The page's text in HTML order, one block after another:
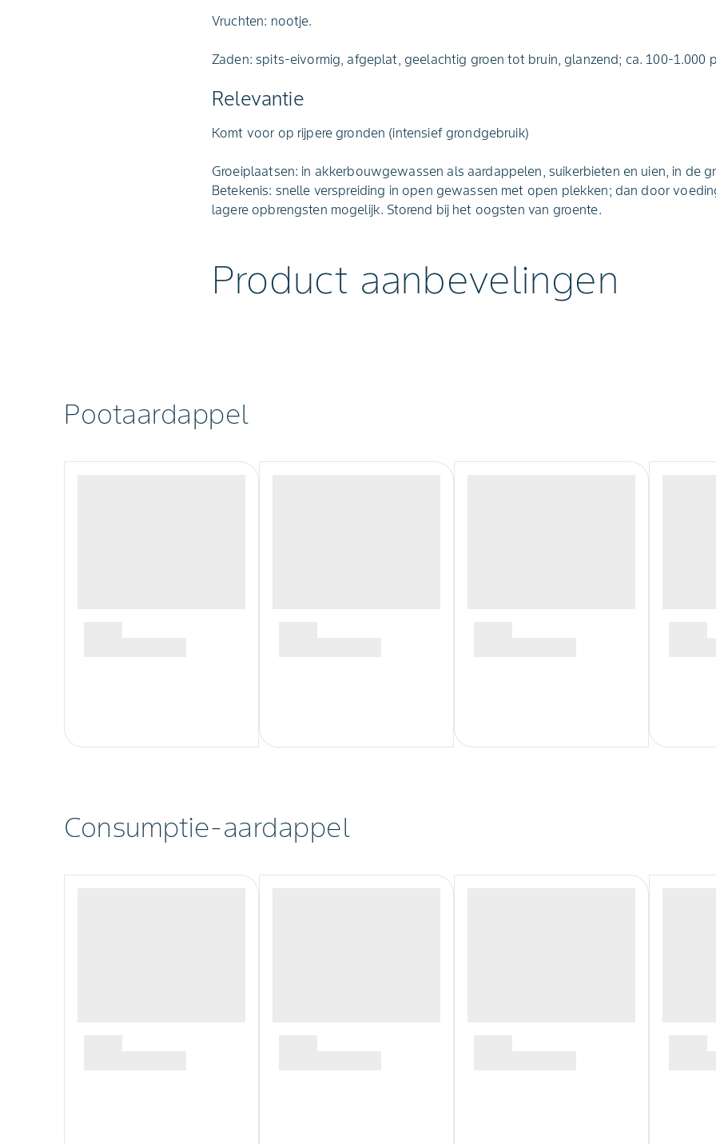
Vruchten: nootje.
Zaden: spits-eivormig, afgeplat, geelachtig groen tot bruin, glanzend; ca. 100-1.000
Relevantie
Komt voor op rijpere gronden (intensief grondgebruik)
Groeiplaatsen: in akkerbouwgewassen als aardappelen, suikerbieten en uien, in de
Betekenis: snelle verspreiding in open gewassen met open plekken; dan door
lagere opbrengsten mogelijk. Storend bij het oogsten van groente.
Product aanbevelingen
Pootaardappel
Consumptie-aardappel